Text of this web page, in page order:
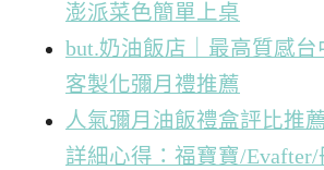
澎派菜色簡單上桌
but.奶油飯店｜最高質感台
客製化彌月禮推薦
人氣彌月油飯禮盒評比推
詳細心得：福寶寶/